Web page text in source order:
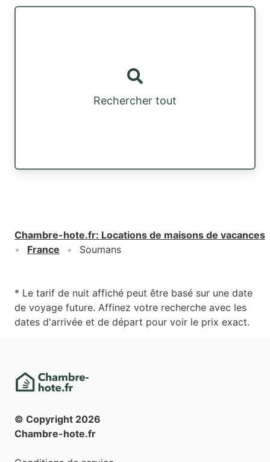
Rechercher tout
Chambre-hote.fr: Locations de maisons de vacances
France
Soumans
* Le tarif de nuit affiché peut être basé sur une date
de voyage future. Affinez votre recherche avec les
dates d'arrivée et de départ pour voir le prix exact.
© Copyright 2026
Chambre-hote.fr